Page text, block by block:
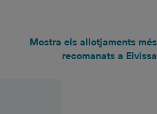
Mostra els allotjaments més
recomanats a Eivissa